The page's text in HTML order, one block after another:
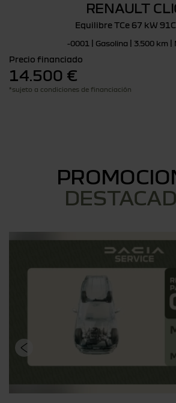
RENAULT
Equilibre TCe 67 kW
-0001 | Gasolina | 3.500 km |
Precio financiado
14.500 €
*sujeto a condiciones de financiación